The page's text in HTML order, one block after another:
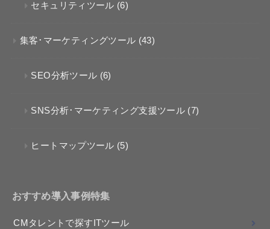
セキュリティツール (6)
集客･マーケティングツール (43)
SEO分析ツール (6)
SNS分析･マーケティング支援ツール (7)
ヒートマップツール (5)
おすすめ導入事例特集
CMタレントで探すITツール